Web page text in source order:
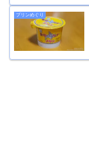
プリンめぐり